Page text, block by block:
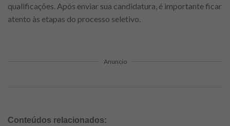
qualificações. Após enviar sua candidatura, é importante ficar
atento às etapas do processo seletivo.
Anuncio
Conteúdos relacionados: